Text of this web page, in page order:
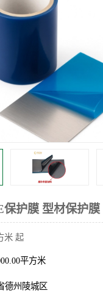
保护膜 型材保护膜
米 起
平方米
德州陵城区
纯黑保
两边上
铝板保
一次性